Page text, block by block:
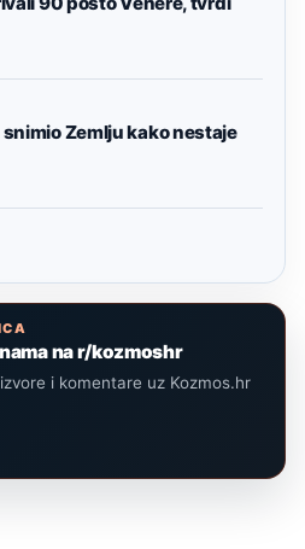
Zemlju kako nestaje
na r/kozmoshr
i komentare uz Kozmos.hr